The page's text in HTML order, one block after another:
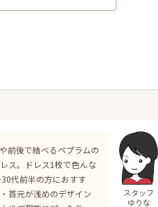
前後で結べるペプラムの
ス。ドレス1枚で色んな
代前半の方におすす
首元が浅めのデザイン
スタッフ
ゆりな